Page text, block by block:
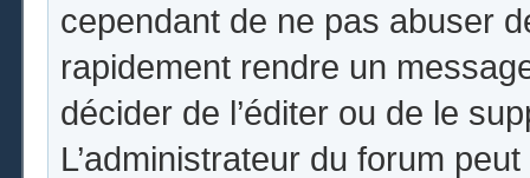
cependant de ne pas abuser
rapidement rendre un
décider de l’éditer ou de le
L’administrateur du forum